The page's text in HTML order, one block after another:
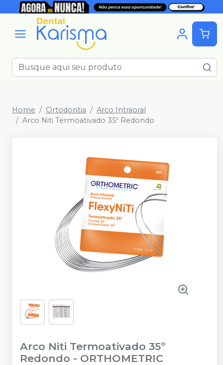
Home Ortodontia
Arco Intraoral
Arco Niti Termoativado 35º Redondo
Arco Niti Termoativado 35º
Redondo - ORTHOMETRIC